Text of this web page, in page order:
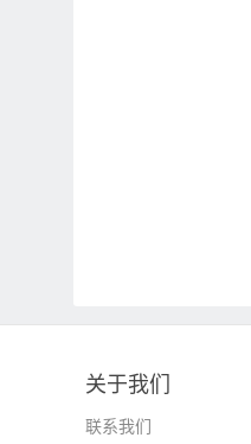
关于我们
联系我们